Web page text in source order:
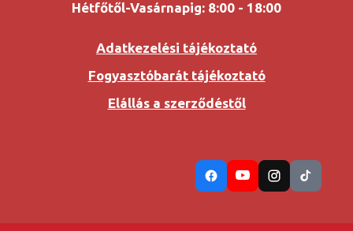
Hétfőtől-Vasárnapig: 8:00 - 18:00
Adatkezelési tájékoztató
Fogyasztóbarát tájékoztató
Elállás a szerződéstől